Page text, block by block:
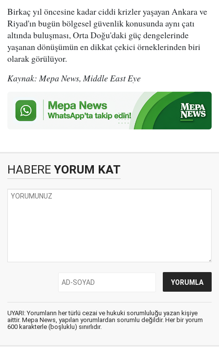
Birkaç yıl öncesine kadar ciddi krizler yaşayan Ankara ve
Riyad'ın bugün bölgesel güvenlik konusunda aynı çatı
altında buluşması, Orta Doğu'daki güç dengelerinde
yaşanan dönüşümün en dikkat çekici örneklerinden biri
olarak görülüyor.
Kaynak: Mepa News, Middle East Eye
HABERE YORUM KAT
UYARI: Yorumların her türlü cezai ve hukuki sorumluluğu yazan kişiye
aittir. Mepa News, yapılan yorumlardan sorumlu değildir. Her bir yorum
600 karakterle (boşluklu) sınırlıdır.